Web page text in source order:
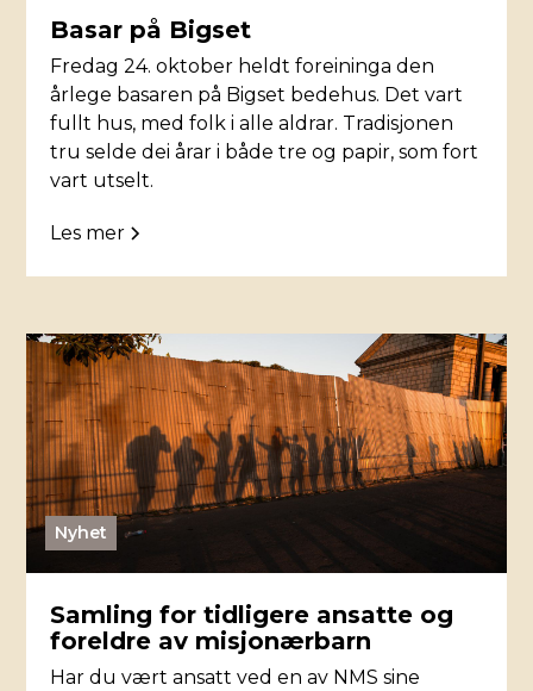
Basar på Bigset
Fredag 24. oktober heldt foreininga den
årlege basaren på Bigset bedehus. Det vart
fullt hus, med folk i alle aldrar. Tradisjonen
tru selde dei årar i både tre og papir, som fort
vart utselt.
Les mer
Nyhet
Samling for tidligere ansatte og
foreldre av misjonærbarn
Har du vært ansatt ved en av NMS sine